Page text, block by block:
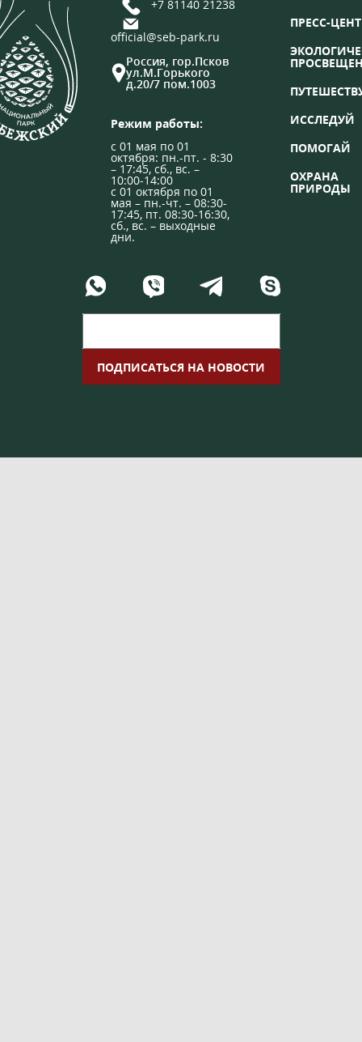
+7 81140 21238
official@seb-park.ru
Россия, гор.Псков
ул.М.Горького
д.20/7 пом.1003
Режим работы:
с 01 мая по 01
октября: пн.-пт. - 8:30
– 17:45, сб., вс. –
10:00-14:00
с 01 октября по 01
мая – пн.-чт. – 08:30-
17:45, пт. 08:30-16:30,
сб., вс. – выходные
дни.
ПРЕСС-
ИССЛЕДУЙ
ПОМОГАЙ
ОХРАНА
ПРИРОДЫ